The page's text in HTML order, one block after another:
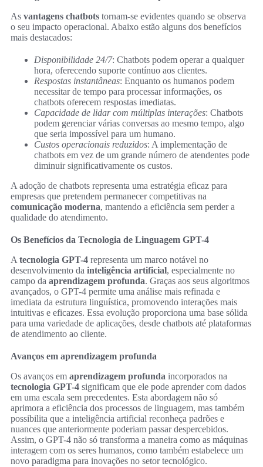
As vantagens chatbots tornam-se evidentes quando se observa
o seu impacto operacional. Abaixo estão alguns dos benefícios
mais destacados:
Disponibilidade 24/7: Chatbots podem operar a qualquer
hora, oferecendo suporte contínuo aos clientes.
Respostas instantâneas: Enquanto os humanos podem
necessitar de tempo para processar informações, os
chatbots oferecem respostas imediatas.
Capacidade de lidar com múltiplas interações: Chatbots
podem gerenciar várias conversas ao mesmo tempo, algo
que seria impossível para um humano.
Custos operacionais reduzidos: A implementação de
chatbots em vez de um grande número de atendentes pode
diminuir significativamente os custos.
A adoção de chatbots representa uma estratégia eficaz para
empresas que pretendem permanecer competitivas na
comunicação moderna, mantendo a eficiência sem perder a
qualidade do atendimento.
Os Benefícios da Tecnologia de Linguagem GPT-4
A tecnologia GPT-4 representa um marco notável no
desenvolvimento da inteligência artificial, especialmente no
campo da aprendizagem profunda. Graças aos seus algoritmos
avançados, o GPT-4 permite uma análise mais refinada e
imediata da estrutura linguística, promovendo interações mais
intuitivas e eficazes. Essa evolução proporciona uma base sólida
para uma variedade de aplicações, desde chatbots até plataformas
de atendimento ao cliente.
Avanços em aprendizagem profunda
Os avanços em aprendizagem profunda incorporados na
tecnologia GPT-4 significam que ele pode aprender com dados
em uma escala sem precedentes. Esta abordagem não só
aprimora a eficiência dos processos de linguagem, mas também
possibilita que a inteligência artificial reconheça padrões e
nuances que anteriormente poderiam passar despercebidos.
Assim, o GPT-4 não só transforma a maneira como as máquinas
interagem com os seres humanos, como também estabelece um
novo paradigma para inovações no setor tecnológico.